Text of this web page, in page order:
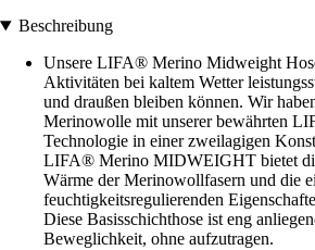
Beschreibung
Unsere LIFA® Merino Midweight
Aktivitäten bei kaltem Wetter
und draußen bleiben können. Wir
Merinowolle mit unserer bewährten
Technologie in einer zweilagigen
LIFA® Merino MIDWEIGHT bietet
Wärme der Merinowollfasern und die
feuchtigkeitsregulierenden
Diese Basisschichthose ist eng
Beweglichkeit, ohne aufzutragen.